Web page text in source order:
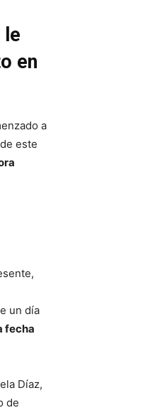
le
en
a
este
un día
fecha
Díaz,
de